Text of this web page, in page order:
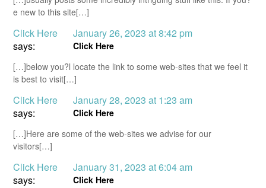
e new to this site[…]
Click Here
says:
January 26, 2023 at 8:42 pm
Click Here
[…]below you?l locate the link to some web-sites that we feel it
is best to visit[…]
Click Here
says:
January 28, 2023 at 1:23 am
Click Here
[…]Here are some of the web-sites we advise for our
visitors[…]
Click Here
says:
January 31, 2023 at 6:04 am
Click Here